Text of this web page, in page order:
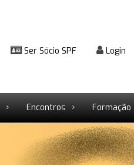
Ser Sócio SPF Login
Encontros Formação